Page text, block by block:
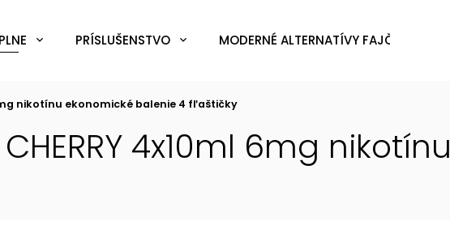
PRÍSLUŠENSTVO MODERNÉ ALTERNATÍVY FAJČENIA
nikotínu ekonomické balenie 4 fľaštičky
4x10ml 6mg nikotínu